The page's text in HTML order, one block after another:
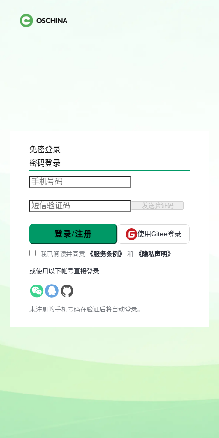
免密登录
密码登录
发送验证码
登录/注册 使用Gitee登录
我已阅读并同意 《服务条例》 和 《隐私声明》
或使用以下帐号直接登录:
未注册的手机号码在验证后将自动登录。